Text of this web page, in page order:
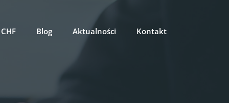
Blog Aktualności Kontakt